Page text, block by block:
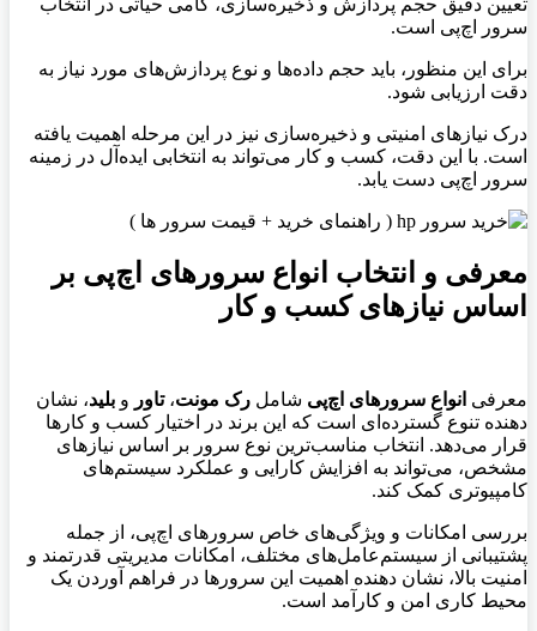
تعیین دقیق حجم پردازش و ذخیره‌سازی، گامی حیاتی در انتخاب
سرور اچ‌پی است.
برای این منظور، باید حجم داده‌ها و نوع پردازش‌های مورد نیاز به
دقت ارزیابی شود.
درک نیازهای امنیتی و ذخیره‌سازی نیز در این مرحله اهمیت یافته
است. با این دقت، کسب و کار می‌تواند به انتخابی ایده‌آل در زمینه
سرور اچ‌پی دست یابد.
معرفی و انتخاب انواع سرورهای اچ‌پی بر
اساس نیازهای کسب و کار
معرفی انواع سرورهای اچ‌پی شامل رک مونت،تاور و بلید، نشان
دهنده تنوع گسترده‌ای است که این برند در اختیار کسب و کارها
قرار می‌دهد. انتخاب مناسب‌ترین نوع سرور بر اساس نیازهای
مشخص، می‌تواند به افزایش کارایی و عملکرد سیستم‌های
کامپیوتری کمک کند.
بررسی امکانات و ویژگی‌های خاص سرورهای اچ‌پی، از جمله
پشتیبانی از سیستم‌عامل‌های مختلف، امکانات مدیریتی قدرتمند و
امنیت بالا، نشان دهنده اهمیت این سرورها در فراهم آوردن یک
محیط کاری امن و کارآمد است.